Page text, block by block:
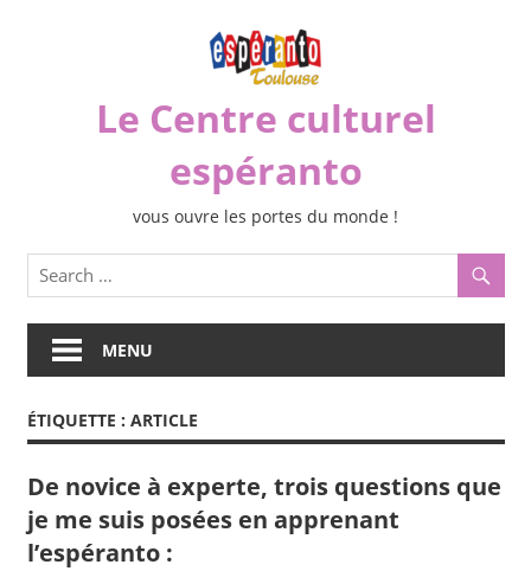
Le Centre culturel
espéranto
vous ouvre les portes du monde !
MENU
ÉTIQUETTE : ARTICLE
De novice à experte, trois questions que
je me suis posées en apprenant
l’espéranto :